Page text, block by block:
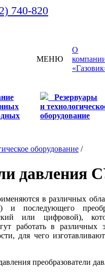
740-820
МЕНЮ
О
Резервуары
и
оборудование
оборудование /
давления
в различных
и последующего
или цифровой),
работать в
для чего
преобразователи